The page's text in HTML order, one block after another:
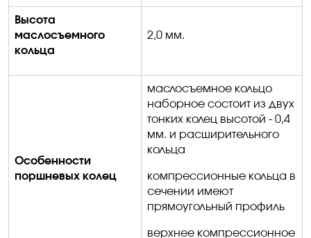
Высота
маслосъемного
кольца
2,0 мм.
Особенности
поршневых колец
маслосъемное кольцо
наборное состоит из двух
тонких колец высотой - 0,4
мм. и расширительного
кольца
компрессионные кольца в
сечении имеют
прямоугольный профиль
верхнее компрессионное